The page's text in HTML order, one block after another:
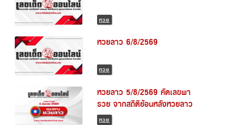
หวย
หวยลาว 6/8/2569
หวย
หวยลาว 5/8/2569 คัดเลขพา
รวย จากสถิติย้อนหลังหวยลาว
พัฒนา
หวย